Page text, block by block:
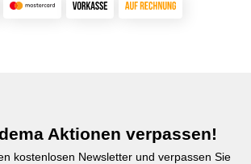
Aktionen verpassen!
kostenlosen Newsletter und verpassen Sie